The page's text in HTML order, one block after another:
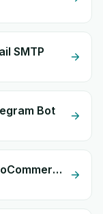
SMTP
Bot
Google Calendar + WooCommerce